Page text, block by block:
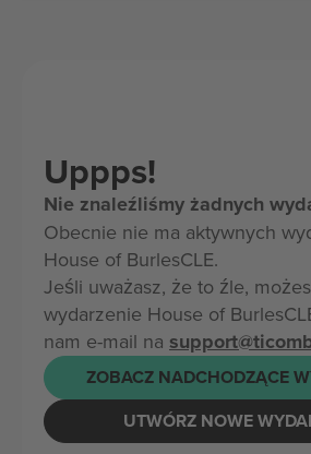
Uppps!
Nie znaleźliśmy żadnych
Obecnie nie ma aktywnych
House of BurlesCLE.
Jeśli uważasz, że to źle,
wydarzenie House of
nam e-mail na
ZOBACZ NADCHODZĄCE
UTWÓRZ NOWE